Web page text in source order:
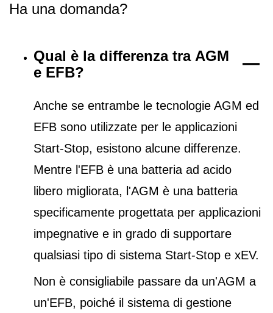
Ha una domanda?
Qual è la differenza tra AGM
e EFB?
Anche se entrambe le tecnologie AGM ed
EFB sono utilizzate per le applicazioni
Start-Stop, esistono alcune differenze.
Mentre l'EFB è una batteria ad acido
libero migliorata, l'AGM è una batteria
specificamente progettata per applicazioni
impegnative e in grado di supportare
qualsiasi tipo di sistema Start-Stop e xEV.
Non è consigliabile passare da un'AGM a
un'EFB, poiché il sistema di gestione